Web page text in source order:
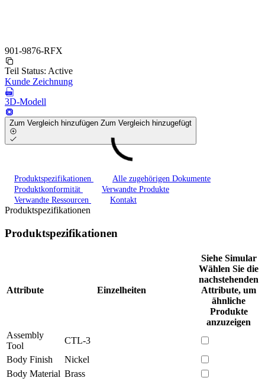
901-9876-RFX
Teil Status: Active
Kunde Zeichnung
3D-Modell
Zum Vergleich hinzufügen Zum Vergleich hinzugefügt
Produktspezifikationen
Alle zugehörigen Dokumente
Produktkonformität
Verwandte Produkte
Verwandte Ressourcen
Kontakt
Produktspezifikationen
Produktspezifikationen
Attribute Einzelheiten
Siehe Simular
Wählen Sie die
nachstehenden
Attribute, um
ähnliche
Produkte
anzuzeigen
Assembly
Tool
CTL-3
Body Finish
Nickel
Body Material Brass